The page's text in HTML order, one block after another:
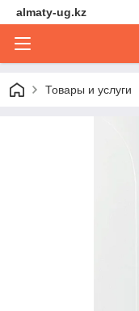
almaty-ug.kz
Товары и услуги